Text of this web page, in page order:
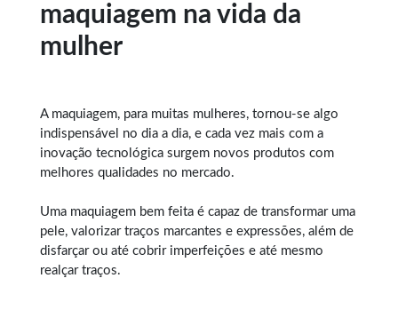
maquiagem na vida da
mulher
A maquiagem, para muitas mulheres, tornou-se algo
indispensável no dia a dia, e cada vez mais com a
inovação tecnológica surgem novos produtos com
melhores qualidades no mercado.
Uma maquiagem bem feita é capaz de transformar uma
pele, valorizar traços marcantes e expressões, além de
disfarçar ou até cobrir imperfeições e até mesmo
realçar traços.